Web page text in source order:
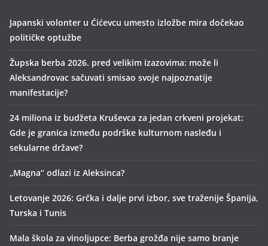
Japanski volonter u Ćićevcu umesto izložbe mira dočekao
političke optužbe
Župska berba 2026. pred velikim izazovima: može li
Aleksandrovac sačuvati smisao svoje najpoznatije
manifestacije?
24 miliona iz budžeta Kruševca za jedan crkveni projekat:
Gde je granica između podrške kulturnom nasleđu i
sekularne države?
„Magna“ odlazi iz Aleksinca?
Letovanje 2026: Grčka i dalje prvi izbor, sve traženije Španija,
Turska i Tunis
Mala škola za vinoljupce: Berba grožđa nije samo branje